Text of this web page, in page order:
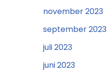
november 2023
september 2023
juli 2023
juni 2023